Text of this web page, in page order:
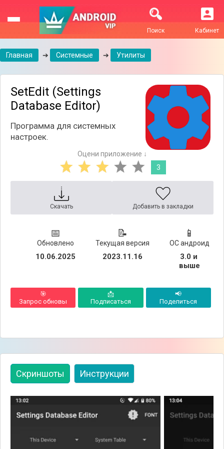
Кабинет
Поиск
Главная ➔ Системные ➔ Утилиты
SetEdit (Settings
Database Editor)
Программа для системных
настроек.
Оцени приложение ↓
3
Скачать Добавить в закладки
📅
Обновлено
10.06.2025
📝
Текущая версия
2023.11.16
📱
ОС андроид
3.0 и
выше
🎯
Запрос обновы
📩
Подписаться
📢
Поделиться
Скриншоты Инструкции